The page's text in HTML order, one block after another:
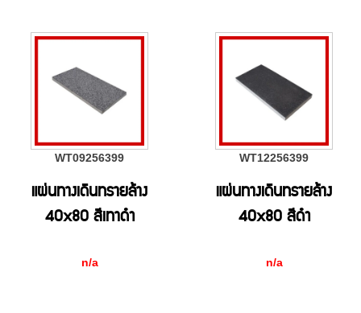
WT09256399
แผ่นทางเดินทรายล้าง
40x80 สีเทาดำ
n/a
WT12256399
แผ่นทางเดินทรายล้าง
40x80 สีดำ
n/a